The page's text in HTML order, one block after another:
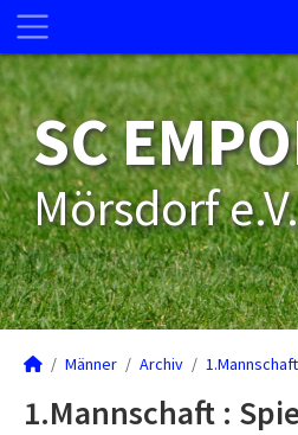
SC
Mörsdorf e.V.
Männer Archiv 1.Mannschaft
1.Mannschaft :